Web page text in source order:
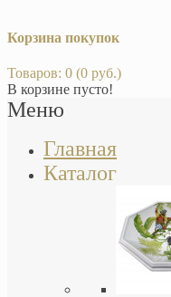
Корзина покупок
Товаров: 0 (0 руб.)
В корзине пусто!
Меню
Главная
Каталог